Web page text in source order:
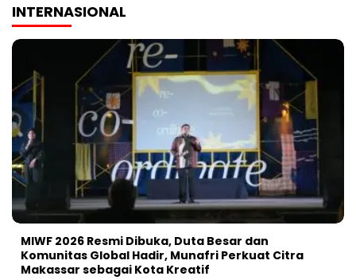
INTERNASIONAL
MIWF 2026 Resmi Dibuka, Duta Besar dan
Komunitas Global Hadir, Munafri Perkuat Citra
Makassar sebagai Kota Kreatif